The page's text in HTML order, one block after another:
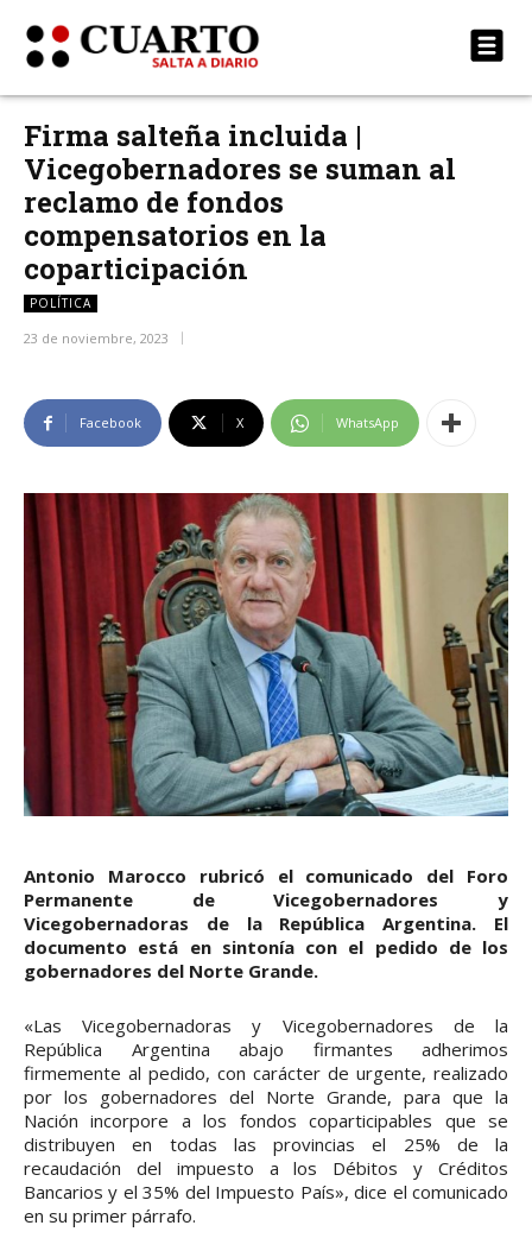
Firma salteña incluida |
Vicegobernadores se suman al
reclamo de fondos
compensatorios en la
coparticipación
POLÍTICA
23 de noviembre, 2023
Facebook X WhatsApp
Antonio Marocco rubricó el comunicado del Foro
Permanente de Vicegobernadores y
Vicegobernadoras de la República Argentina. El
documento está en sintonía con el pedido de los
gobernadores del Norte Grande.
«Las Vicegobernadoras y Vicegobernadores de la
República Argentina abajo firmantes adherimos
firmemente al pedido, con carácter de urgente, realizado
por los gobernadores del Norte Grande, para que la
Nación incorpore a los fondos coparticipables que se
distribuyen en todas las provincias el 25% de la
recaudación del impuesto a los Débitos y Créditos
Bancarios y el 35% del Impuesto País», dice el comunicado
en su primer párrafo.